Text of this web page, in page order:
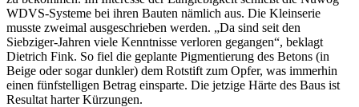
WDVS-Systeme bei ihren Bauten nämlich aus. Die Kleinserie
musste zweimal ausgeschrieben werden. „Da sind seit den
Siebziger-Jahren viele Kenntnisse verloren gegangen“, beklagt
Dietrich Fink. So fiel die geplante Pigmentierung des Betons (in
Beige oder sogar dunkler) dem Rotstift zum Opfer, was immerhin
einen fünfstelligen Betrag einsparte. Die jetzige Härte des Baus ist
Resultat harter Kürzungen.